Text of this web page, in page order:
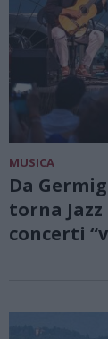
MUSICA
Da
torna
concerti